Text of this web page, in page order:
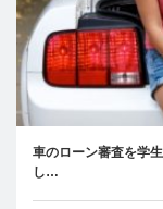
車のローン審査を学
し…